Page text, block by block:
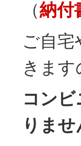
（納付
ご自
きま
コン
りませ